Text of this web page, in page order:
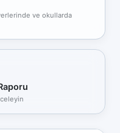
ve okullarda